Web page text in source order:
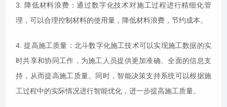
3. 降低材料浪费：通过数字化技术对施工过程进行精细化管
理，可以合理控制材料的使用量，降低材料浪费，节约成本。
4. 提高施工质量：北斗数字化施工技术可以实现施工数据的实
时共享和协同工作，为施工人员提供更加准确、全面的信息支
持，从而提高施工质量。同时，智能决策支持系统可以根据施
工过程中的实际情况进行智能优化，进一步提高施工质量。